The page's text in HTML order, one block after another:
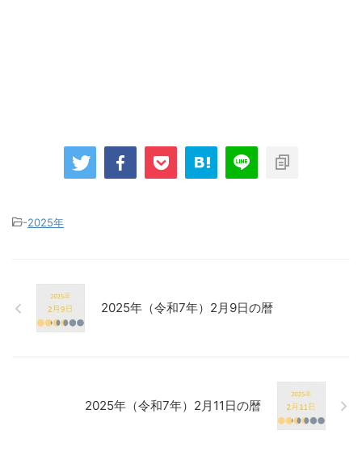
-2025年
2025年（令和7年）2月9日の暦
2025年（令和7年）2月11日の暦